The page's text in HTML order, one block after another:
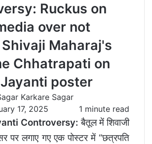
Ruckus on
over not
Maharaj's
Chhatrapati on
poster
Sagar
17, 2025 1 minute read
Controversy: बैतूल में शिवाजी
पर लगाए गए एक पोस्टर में “छत्रपति